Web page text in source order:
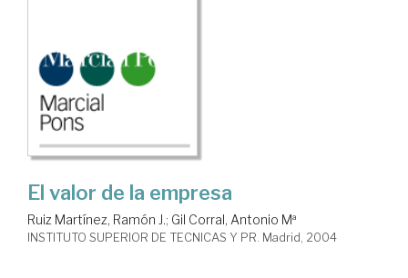
El valor de la empresa
Ruiz Martínez, Ramón J.; Gil Corral, Antonio Mª
INSTITUTO SUPERIOR DE TECNICAS Y PR. Madrid, 2004